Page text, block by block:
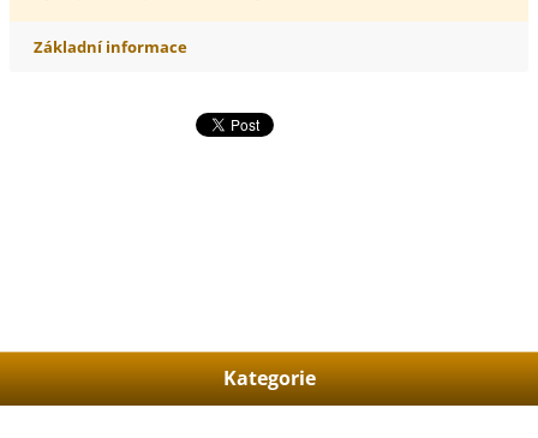
Základní informace
Kategorie